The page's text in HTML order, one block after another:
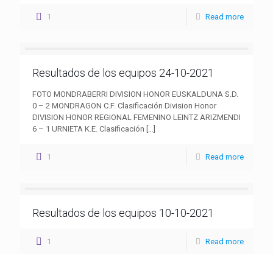
1 Read more
Resultados de los equipos 24-10-2021
FOTO MONDRABERRI DIVISION HONOR EUSKALDUNA S.D.
0 – 2 MONDRAGON C.F. Clasificación Division Honor
DIVISION HONOR REGIONAL FEMENINO LEINTZ ARIZMENDI
6 – 1 URNIETA K.E. Clasificación […]
1 Read more
Resultados de los equipos 10-10-2021
1 Read more